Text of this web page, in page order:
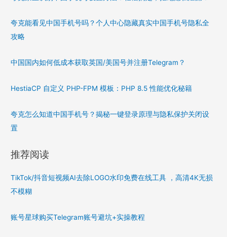
夸克能看见中国手机号吗？个人中心隐藏真实中国手机号隐私全
攻略
中国国内如何低成本获取英国/美国号并注册Telegram？
HestiaCP 自定义 PHP-FPM 模板：PHP 8.5 性能优化秘籍
夸克怎么知道中国手机号？揭秘一键登录原理与隐私保护关闭设
置
推荐阅读
TikTok/抖音短视频AI去除LOGO水印免费在线工具 ，高清4K无损
不模糊
账号星球购买Telegram账号避坑+实操教程